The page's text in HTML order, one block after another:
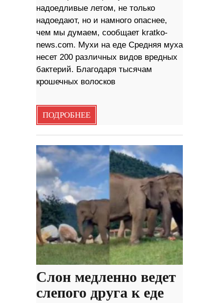
надоедливые летом, не только
надоедают, но и намного опаснее,
чем мы думаем, сообщает kratko-
news.com. Мухи на еде Средняя муха
несет 200 различных видов вредных
бактерий. Благодаря тысячам
крошечных волосков
ПОДРОБНЕЕ
Слон медленно ведет
слепого друга к еде